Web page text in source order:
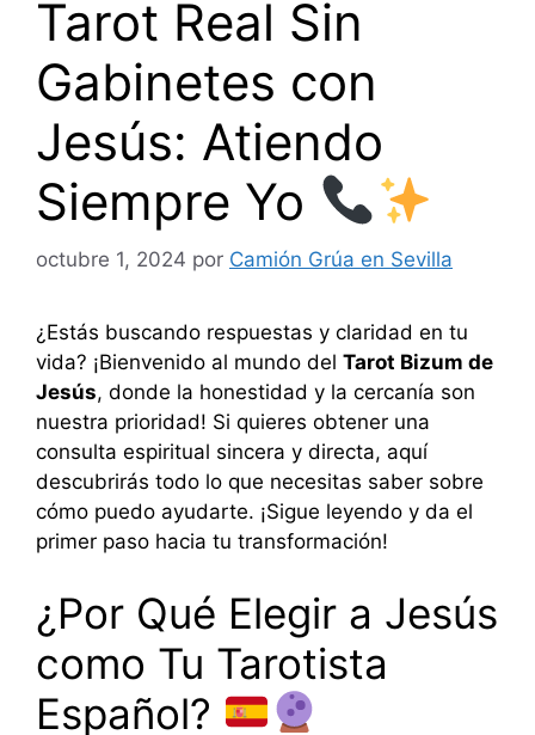
Tarot Real Sin
Gabinetes con
Jesús: Atiendo
Siempre Yo
octubre 1, 2024 por Camión Grúa en Sevilla
¿Estás buscando respuestas y claridad en tu
vida? ¡Bienvenido al mundo del Tarot Bizum de
Jesús, donde la honestidad y la cercanía son
nuestra prioridad! Si quieres obtener una
consulta espiritual sincera y directa, aquí
descubrirás todo lo que necesitas saber sobre
cómo puedo ayudarte. ¡Sigue leyendo y da el
primer paso hacia tu transformación!
¿Por Qué Elegir a Jesús
como Tu Tarotista
Español?